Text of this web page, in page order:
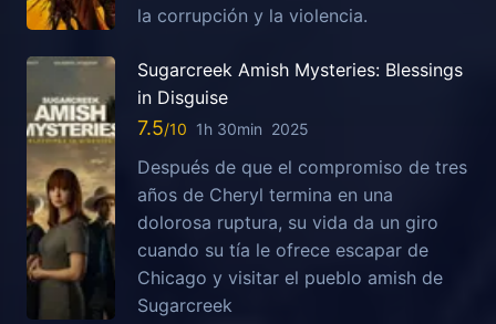
la corrupción y la violencia.
Sugarcreek Amish Mysteries: Blessings
in Disguise
7.5 1h 30min 2025
Después de que el compromiso de tres
años de Cheryl termina en una
dolorosa ruptura, su vida da un giro
cuando su tía le ofrece escapar de
Chicago y visitar el pueblo amish de
Sugarcreek